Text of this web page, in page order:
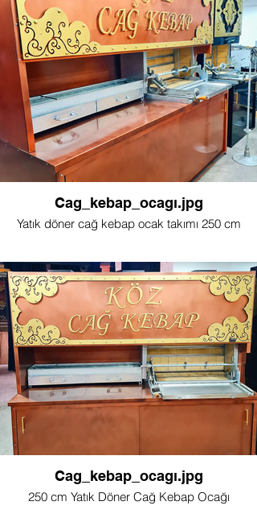
Cag_kebap_ocagı.jpg
Yatık döner cağ kebap ocak takımı 250 cm
Cag_kebap_ocagı.jpg
250 cm Yatık Döner Cağ Kebap Ocağı